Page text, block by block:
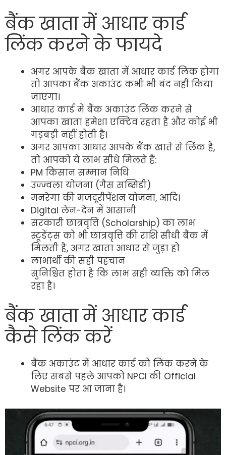
बैंक खाता में आधार कार्ड
लिंक करने के फायदे
अगर आपके बैंक खाता में आधार कार्ड लिंक होगा
तो आपका बैंक अकाउंट कभी भी बंद नहीं किया
जाएगा।
आधार कार्ड में बैंक अकाउंट लिंक करने से
आपका खाता हमेशा एक्टिव रहता है और कोई भी
गड़बड़ी नहीं होती है।
अगर आपका आधार आपके बैंक खाते से लिंक है,
तो आपको ये लाभ सीधे मिलते हैं:
PM किसान सम्मान निधि
उज्ज्वला योजना (गैस सब्सिडी)
मनरेगा की मजदूरीपेंशन योजना, आदि।
Digital लेन-देन में आसानी
सरकारी छात्रवृत्ति (Scholarship) का लाभ
स्टूडेंट्स को भी छात्रवृत्ति की राशि सीधी बैंक में
मिलती है, अगर खाता आधार से जुड़ा हो
लाभार्थी की सही पहचान
सुनिश्चित होता है कि लाभ सही व्यक्ति को मिल
रहा है।
बैंक खाता में आधार कार्ड
कैसे लिंक करें
बैंक अकाउंट में आधार कार्ड को लिंक करने के
लिए सबसे पहले आपको NPCI की Official
Website पर आ जाना है।